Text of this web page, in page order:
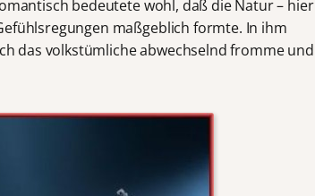
bedeutete wohl, daß die Natur – hier
maßgeblich formte. In ihm
das volkstümliche abwechselnd fromme und